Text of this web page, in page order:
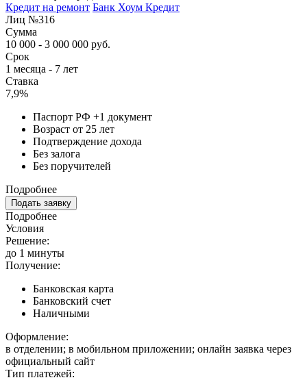
Кредит на ремонт Банк Хоум Кредит
Лиц №316
Сумма
10 000 - 3 000 000 руб.
Срок
1 месяца - 7 лет
Ставка
7,9%
Паспорт РФ +1 документ
Возраст от 25 лет
Подтверждение дохода
Без залога
Без поручителей
Подробнее
Подать заявку
Подробнее
Условия
Решение:
до 1 минуты
Получение:
Банковская карта
Банковский счет
Наличными
Оформление:
в отделении; в мобильном приложении; онлайн заявка через
официальный сайт
Тип платежей: